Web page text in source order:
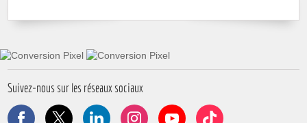
Suivez-nous sur les réseaux sociaux